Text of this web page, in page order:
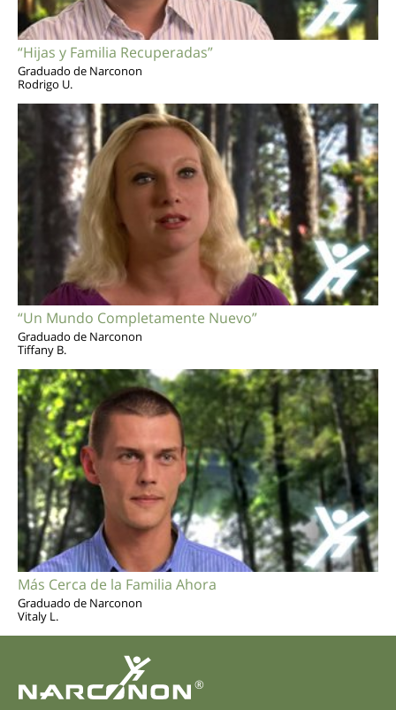
“Hijas y Familia Recuperadas”
Graduado de Narconon
Rodrigo U.
“Un Mundo Completamente Nuevo”
Graduado de Narconon
Tiffany B.
Más Cerca de la Familia Ahora
Graduado de Narconon
Vitaly L.
®